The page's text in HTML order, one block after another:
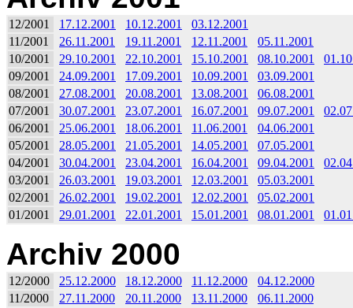
12/2001 17.12.2001 10.12.2001
03.12.2001
11/2001
26.11.2001 19.11.2001 12.11.2001
05.11.2001
10/2001
29.10.2001 22.10.2001 15.10.2001 08.10.2001
09/2001
24.09.2001 17.09.2001 10.09.2001
03.09.2001
08/2001
27.08.2001 20.08.2001 13.08.2001
06.08.2001
07/2001
30.07.2001 23.07.2001 16.07.2001 09.07.2001
06/2001
25.06.2001 18.06.2001 11.06.2001
04.06.2001
05/2001
28.05.2001 21.05.2001 14.05.2001
07.05.2001
04/2001
30.04.2001 23.04.2001 16.04.2001 09.04.2001
03/2001
26.03.2001 19.03.2001 12.03.2001
05.03.2001
02/2001
26.02.2001 19.02.2001 12.02.2001
05.02.2001
01/2001
29.01.2001 22.01.2001 15.01.2001 08.01.2001
Archiv 2000
12/2000 25.12.2000 18.12.2000 11.12.2000
04.12.2000
11/2000
27.11.2000 20.11.2000 13.11.2000
06.11.2000